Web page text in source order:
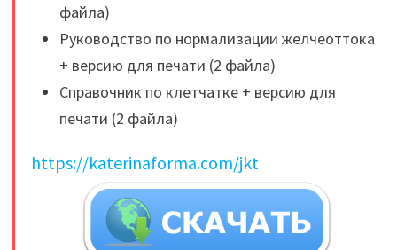
файла)
Руководство по нормализации желчеоттока
+ версию для печати (2 файла)
Справочник по клетчатке + версию для
печати (2 файла)
https://katerinaforma.com/jkt